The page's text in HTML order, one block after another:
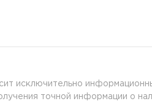
исключительно
точной информации о